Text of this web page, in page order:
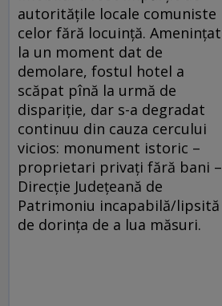
autorităţile locale comuniste
celor fără locuinţă. Ameninţat
la un moment dat de
demolare, fostul hotel a
scăpat pînă la urmă de
dispariţie, dar s-a degradat
continuu din cauza cercului
vicios: monument istoric –
proprietari privaţi fără bani –
Direcţie Judeţeană de
Patrimoniu incapabilă/lipsită
de dorinţa de a lua măsuri.